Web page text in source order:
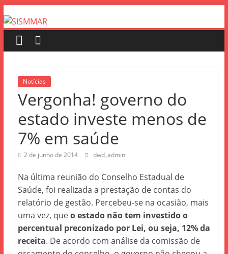
Notícias
Vergonha! governo do
estado investe menos de
7% em saúde
2 de junho de 2014 dwd_admin
Na última reunião do Conselho Estadual de
Saúde, foi realizada a prestação de contas do
relatório de gestão. Percebeu-se na ocasião, mais
uma vez, queo estado não tem investido o
percentual preconizado por Lei, ou seja, 12% da
receita. De acordo com análise da comissão de